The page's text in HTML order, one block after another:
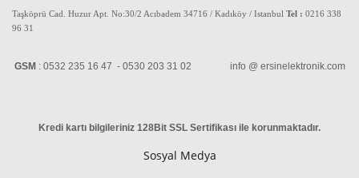
Taşköprü Cad. Huzur Apt. No:30/2 Acıbadem 34716 / Kadıköy / Istanbul Tel : 0216 338
96 31
GSM : 0532 235 16 47 - 0530 203 31 02 info @ ersinelektronik.com
Kredi kartı bilgileriniz 128Bit SSL Sertifikası ile korunmaktadır.
Sosyal Medya